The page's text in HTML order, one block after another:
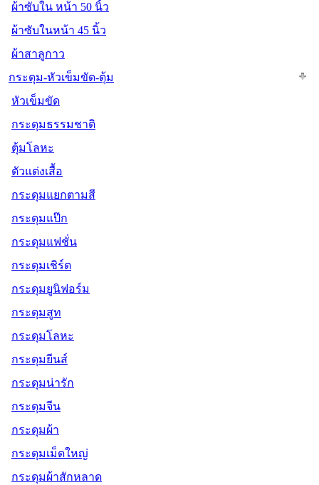
ผ้าซับใน หน้า 50 นิ้ว
ผ้าซับในหน้า 45 นิ้ว
ผ้าสาลูกาว
กระดุม-หัวเข็มขัด-ตุ้ม
หัวเข็มขัด
กระดุมธรรมชาติ
ตุ้มโลหะ
ตัวแต่งเสื้อ
กระดุมแยกตามสี
กระดุมแป๊ก
กระดุมแฟชั่น
กระดุมเชิร์ต
กระดุมยูนิฟอร์ม
กระดุมสูท
กระดุมโลหะ
กระดุมยีนส์
กระดุมน่ารัก
กระดุมจีน
กระดุมผ้า
กระดุมเม็ดใหญ่
กระดุมผ้าสักหลาด